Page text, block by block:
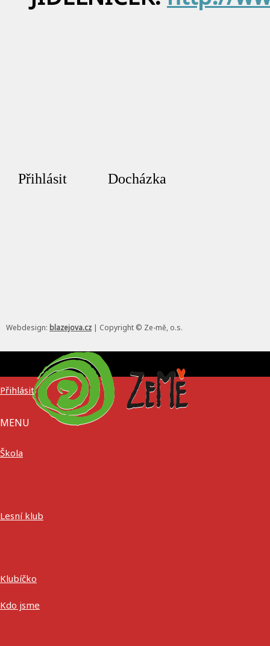
Přihlásit Docházka
Webdesign: blazejova.cz | Copyright © Ze-mě, o.s.
MENU
Přihlásit
Škola
Lesní klub
Klubíčko
Kdo jsme